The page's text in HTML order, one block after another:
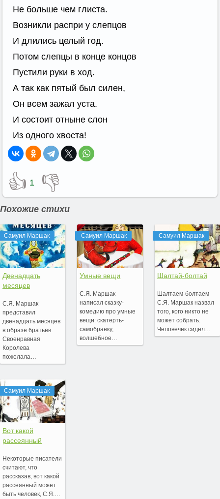
Не больше чем глиста.
Возникли распри у слепцов
И длились целый год.
Потом слепцы в конце концов
Пустили руки в ход.
А так как пятый был силен,
Он всем зажал уста.
И состоит отныне слон
Из одного хвоста!
👍 1 👎
Похожие стихи
Самуил Маршак
Двенадцать
месяцев
С.Я. Маршак
представил
двенадцать месяцев
в образе братьев.
Своенравная
Королева
пожелала…
Самуил Маршак
Вот какой
рассеянный
Некоторые писатели
считают, что
рассказав, вот какой
рассеянный может
быть человек, С.Я.…
Самуил Маршак
Умные вещи
С.Я. Маршак
написал сказку-
комедию про умные
вещи: скатерть-
самобранку,
волшебное…
Самуил Маршак
Шалтай-болтай
Шалтаем-болтаем
С.Я. Маршак назвал
того, кого никто не
может собрать.
Человечек сидел…